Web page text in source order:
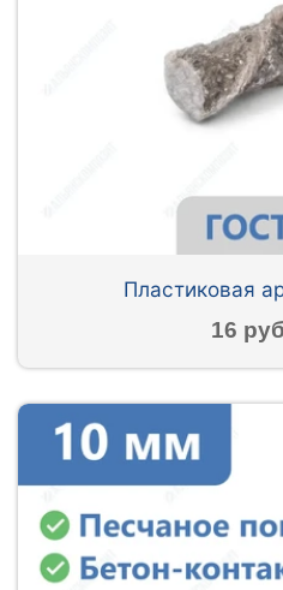
Пластиковая
16